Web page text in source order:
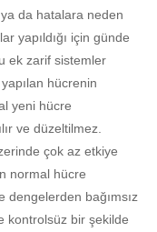
da hatalara neden
yapıldığı için günde
ek zarif sistemler
hücrenin
yeni hücre
ve düzeltilmez.
çok az etkiye
normal hücre
bağımsız
kontrolsüz bir şekilde